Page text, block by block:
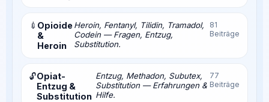
💉 Opioide
&
Heroin
Heroin, Fentanyl, Tilidin, Tramadol,
Codein — Fragen, Entzug,
Substitution.
81
Beiträge
🔓Opiat-
Entzug &
Substitution
Entzug, Methadon, Subutex,
Substitution — Erfahrungen &
Hilfe.
77
Beiträge